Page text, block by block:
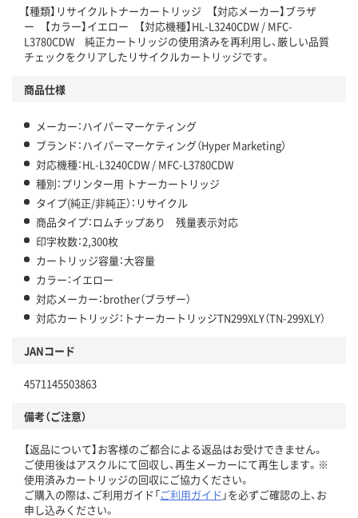
【種類】リサイクルトナーカートリッジ 【対応メーカー】ブラザ
ー 【カラー】イエロー 【対応機種】HL-L3240CDW / MFC-
L3780CDW 純正カートリッジの使用済みを再利用し、厳しい品質
チェックをクリアしたリサイクルカートリッジです。
商品仕様
メーカー：ハイパーマーケティング
ブランド：ハイパーマーケティング（Hyper Marketing）
対応機種：HL-L3240CDW / MFC-L3780CDW
種別：プリンター用 トナーカートリッジ
タイプ(純正/非純正）：リサイクル
商品タイプ：ロムチップあり 残量表示対応
印字枚数：2,300枚
カートリッジ容量：大容量
カラー：イエロー
対応メーカー：brother（ブラザー）
対応カートリッジ：トナーカートリッジTN299XLY（TN-299XLY）
JANコード
4571145503863
備考（ご注意）
【返品について】お客様のご都合による返品はお受けできません。
ご使用後はアスクルにて回収し、再生メーカーにて再生します。※
使用済みカートリッジの回収にご協力ください。
ご購入の際は、ご利用ガイド「ご利用ガイド 」を必ずご確認の上、お
申し込みください。